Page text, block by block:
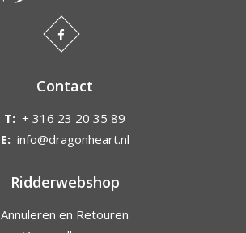
Contact
T: + 316 23 20 35 89
E: info@dragonheart.nl
Ridderwebshop
Annuleren en Retouren